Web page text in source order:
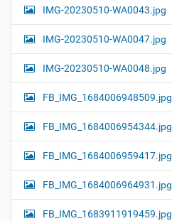
IMG-20230510-WA0043.jpg
IMG-20230510-WA0047.jpg
IMG-20230510-WA0048.jpg
FB_IMG_1684006948509.jpg
FB_IMG_1684006954344.jpg
FB_IMG_1684006959417.jpg
FB_IMG_1684006964931.jpg
FB_IMG_1683911919459.jpg